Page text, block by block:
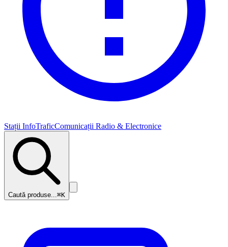
Stații InfoTraficComunicații Radio & Electronice
Caută produse...⌘K